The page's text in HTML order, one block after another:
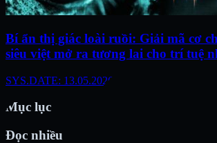
Bí ẩn thị giác loài ruồi: Giải mã cơ
siêu việt mở ra tương lai cho trí tuệ
SYS.DATE: 13.05.2026
Mục lục
Đọc nhiều